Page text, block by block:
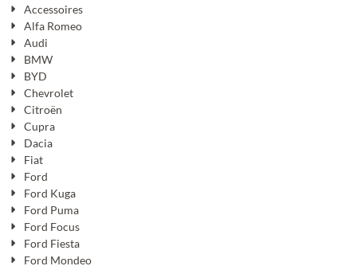
Accessoires
Alfa Romeo
Audi
BMW
BYD
Chevrolet
Citroën
Cupra
Dacia
Fiat
Ford
Ford Kuga
Ford Puma
Ford Focus
Ford Fiesta
Ford Mondeo